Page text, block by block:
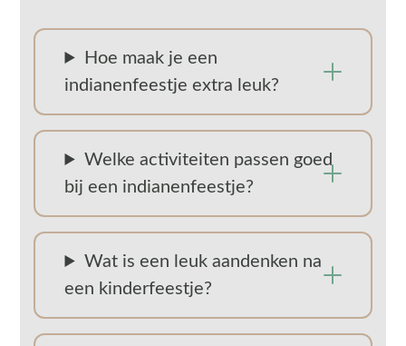
Hoe maak je een
indianenfeestje extra leuk?
Welke activiteiten passen goed
bij een indianenfeestje?
Wat is een leuk aandenken na
een kinderfeestje?